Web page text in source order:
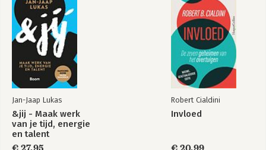
Bekijk alle boeken
Jan-Jaap Lukas
&jij - Maak werk
van je tijd, energie
en talent
Robert Cialdini
Invloed